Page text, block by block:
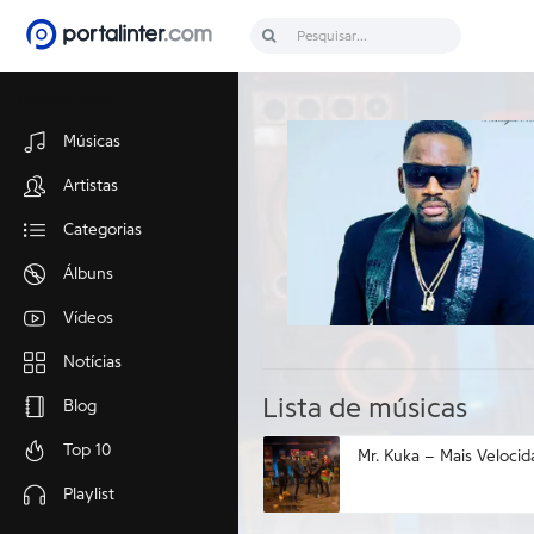
Músicas
Artistas
Categorias
Álbuns
Vídeos
Notícias
Blog
Top 10
Playlist
Lista de músicas
Mr. Kuka – Mais